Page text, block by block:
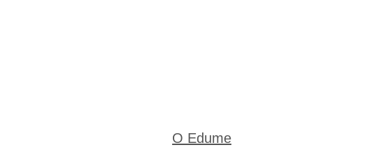
O Edume